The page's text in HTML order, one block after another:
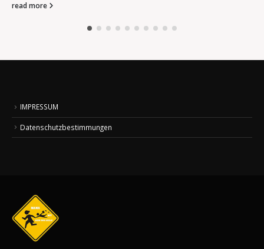
read more
IMPRESSUM
Datenschutzbestimmungen